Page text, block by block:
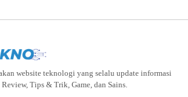
website teknologi yang selalu update informasi
Tips & Trik, Game, dan Sains.